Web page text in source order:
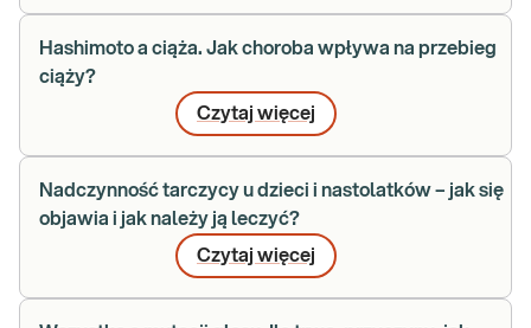
Hashimoto a ciąża. Jak choroba wpływa na przebieg
ciąży?
Czytaj więcej
Nadczynność tarczycy u dzieci i nastolatków – jak się
objawia i jak należy ją leczyć?
Czytaj więcej